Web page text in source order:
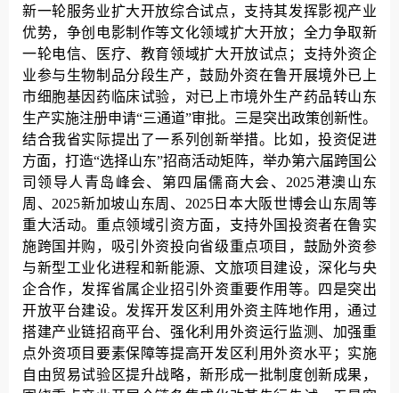
新一轮服务业扩大开放综合试点，支持其发挥影视产业
优势，争创电影制作等文化领域扩大开放；全力争取新
一轮电信、医疗、教育领域扩大开放试点；支持外资企
业参与生物制品分段生产，鼓励外资在鲁开展境外已上
市细胞基因药临床试验，对已上市境外生产药品转山东
生产实施注册申请“三通道”审批。三是突出政策创新性。
结合我省实际提出了一系列创新举措。比如，投资促进
方面，打造“选择山东”招商活动矩阵，举办第六届跨国公
司领导人青岛峰会、第四届儒商大会、2025港澳山东
周、2025新加坡山东周、2025日本大阪世博会山东周等
重大活动。重点领域引资方面，支持外国投资者在鲁实
施跨国并购，吸引外资投向省级重点项目，鼓励外资参
与新型工业化进程和新能源、文旅项目建设，深化与央
企合作，发挥省属企业招引外资重要作用等。四是突出
开放平台建设。发挥开发区利用外资主阵地作用，通过
搭建产业链招商平台、强化利用外资运行监测、加强重
点外资项目要素保障等提高开发区利用外资水平；实施
自由贸易试验区提升战略，新形成一批制度创新成果，